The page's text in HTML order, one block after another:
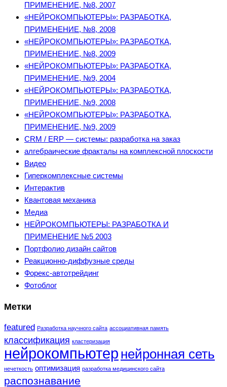
ПРИМЕНЕНИЕ, №8, 2007
«НЕЙРОКОМПЬЮТЕРЫ»: РАЗРАБОТКА,
ПРИМЕНЕНИЕ, №8, 2008
«НЕЙРОКОМПЬЮТЕРЫ»: РАЗРАБОТКА,
ПРИМЕНЕНИЕ, №8, 2009
«НЕЙРОКОМПЬЮТЕРЫ»: РАЗРАБОТКА,
ПРИМЕНЕНИЕ, №9, 2004
«НЕЙРОКОМПЬЮТЕРЫ»: РАЗРАБОТКА,
ПРИМЕНЕНИЕ, №9, 2008
«НЕЙРОКОМПЬЮТЕРЫ»: РАЗРАБОТКА,
ПРИМЕНЕНИЕ, №9, 2009
CRM / ERP — системы: разработка на заказ
алгебраические фракталы на комплексной плоскости
Видео
Гиперкомплексные системы
Интерактив
Квантовая механика
Медиа
НЕЙРОКОМПЬЮТЕРЫ: РАЗРАБОТКА И
ПРИМЕНЕНИЕ №5 2003
Портфолио дизайн сайтов
Реакционно-диффузные среды
Форекс-автотрейдинг
Фотоблог
Метки
featured Разработка научного сайта ассоциативная память
классификация кластеризация
нейрокомпьютер нейронная сеть
нечеткость оптимизация разработка медицинского сайта
распознавание